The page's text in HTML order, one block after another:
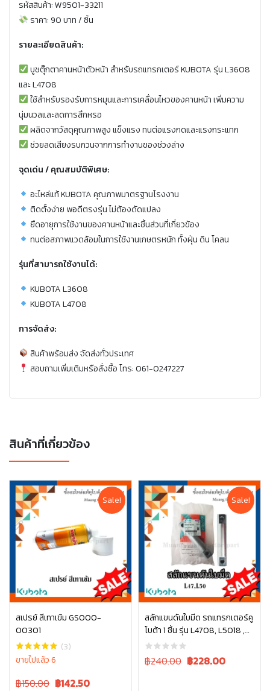
รหัสสินค้า: W9501-33211
ราคา: 90 บาท / ชิ้น
รายละเอียดสินค้า:
บูชตุ๊กตาคานหน้าตัวหน้า สำหรับรถแทรกเตอร์ KUBOTA รุ่น L3608
และ L4708
ใช้สำหรับรองรับการหมุนและการเคลื่อนไหวของคานหน้า เพิ่มความ
นุ่มนวลและลดการสึกหรอ
ผลิตจากวัสดุคุณภาพสูง แข็งแรง ทนต่อแรงกดและแรงกระแทก
ช่วยลดเสียงรบกวนจากการทำงานของช่วงล่าง
จุดเด่น / คุณสมบัติพิเศษ:
อะไหล่แท้ KUBOTA คุณภาพมาตรฐานโรงงาน
ติดตั้งง่าย พอดีตรงรุ่น ไม่ต้องดัดแปลง
ยืดอายุการใช้งานของคานหน้าและชิ้นส่วนที่เกี่ยวข้อง
ทนต่อสภาพแวดล้อมในการใช้งานเกษตรหนัก ทั้งฝุ่น ดิน โคลน
รุ่นที่สามารถใช้งานได้:
KUBOTA L3608
KUBOTA L4708
การจัดส่ง:
สินค้าพร้อมส่ง จัดส่งทั่วประเทศ
สอบถามเพิ่มเติมหรือสั่งซื้อ โทร: 061-0247227
สินค้าที่เกี่ยวข้อง
Sale!
สเปรย์ สีเทาเข้ม GS000-
00301
(3)
ขายไปแล้ว 6
Original
฿150.00 Current
฿142.50
Sale!
สลักแขนดันใบมีด รถแทรกเตอร์คู
โบต้า 1 ชิ้น รุ่น L4708, L5018 ,
W9558-52102
Original
฿240.00 Current
฿228.00
หยิบใส่ตะกร้า